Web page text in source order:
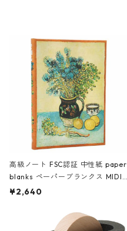
高級ノート FSC認証 中性紙 paper
blanks ペーパーブランクス MIDI
ハードカバー 罫線 ヴァン・ゴッホ
¥2,640